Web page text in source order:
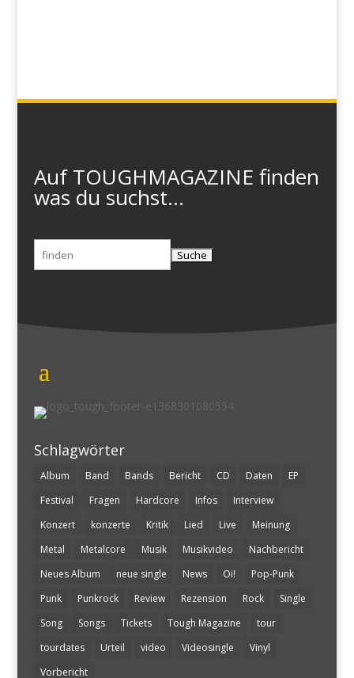
Auf TOUGHMAGAZINE finden
was du suchst...
Suchen
nach:
Schlagwörter
Album Band Bands Bericht CD Daten
EP
Festival
Fragen Hardcore Infos
Interview
Konzert
konzerte Kritik Lied Live
Meinung
Metal
Metalcore Musik Musikvideo
Nachbericht
Neues Album
neue single News Oi!
Pop-Punk
Punk
Punkrock Review Rezension Rock
Single
Song
Songs Tickets Tough Magazine
tour
tourdates
Urteil video Videosingle
Vinyl
Vorbericht